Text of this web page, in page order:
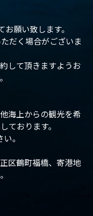
願い致します。
だく場合がございま
して頂きますようお
海上からの観光を希
ております。
。
区鶴町福橋、寄港地